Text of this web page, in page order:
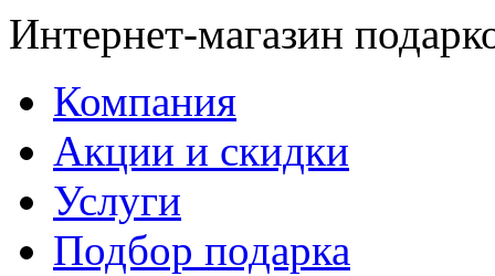
Интернет-магазин
Компания
Акции и скидки
Услуги
Подбор подарка